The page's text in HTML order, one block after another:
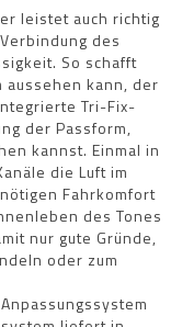
leistet auch richtig
des
So schafft
aussehen kann, der
Tri-Fix-
der Passform,
kannst. Einmal in
die Luft im
Fahrkomfort
des Tones
nur gute Gründe,
oder zum